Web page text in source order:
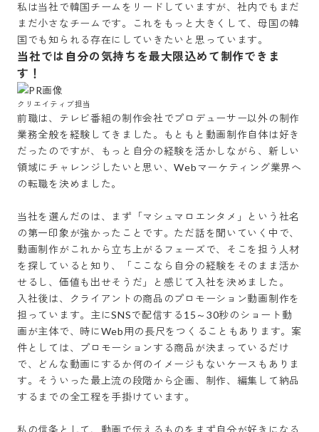
私は当社で韓国チームをリードしていますが、社内でもまだ
まだ小さなチームです。これをもっと大きくして、母国の韓
国でも知られる存在にしていきたいと思っています。
当社では自分の気持ちを最大限込めて制作できま
す！
前職は、テレビ番組の制作会社でプロデューサー以外の制作
業務全般を経験してきました。もともと動画制作自体は好き
だったのですが、もっと自分の経験を活かしながら、新しい
領域にチャレンジしたいと思い、Webマーケティング業界へ
の転職を決めました。
当社を選んだのは、まず「マシュマロエンタメ」という社名
の第一印象が強かったことです。ただ話を聞いていく中で、
動画制作がこれから立ち上がるフェーズで、そこを担う人材
を探していると知り、「ここなら自分の経験をそのまま活か
せるし、価値も出せそうだ」と感じて入社を決めました。
入社後は、クライアントの商品のプロモーション動画制作を
担っています。主にSNSで配信する15～30秒のショート動
画が主体で、時にWeb用の長尺をつくることもあります。案
件としては、プロモーションする商品が決まっているだけ
で、どんな動画にするか何のイメージもないケースもありま
す。そういった最上流の段階から企画、制作、編集して納品
するまでの全工程を手掛けています。
私の信条として、動画で伝えるものをまず自分が好きになる